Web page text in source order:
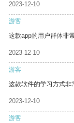
2023-12-10
游客
这款app的用户群体非
2023-12-10
游客
这款软件的学习方式非
2023-12-10
游客